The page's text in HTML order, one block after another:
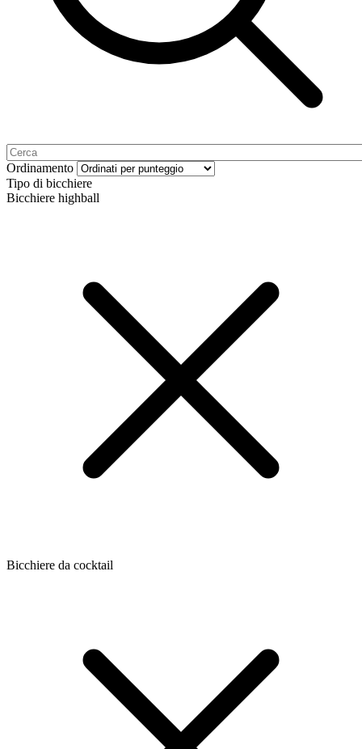
Ordinamento
Tipo di bicchiere
Bicchiere highball
Bicchiere da cocktail